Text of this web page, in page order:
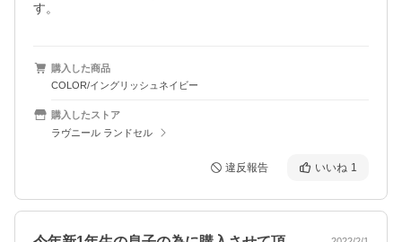
す。
購入した商品
COLOR/イングリッシュネイビー
購入したストア
ラヴニール ランドセル
違反報告 いいね 1